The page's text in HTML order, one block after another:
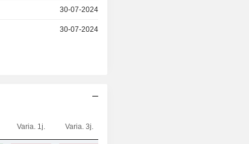
30-07-2024
30-07-2024
Varia. 1j. Varia. 3j.